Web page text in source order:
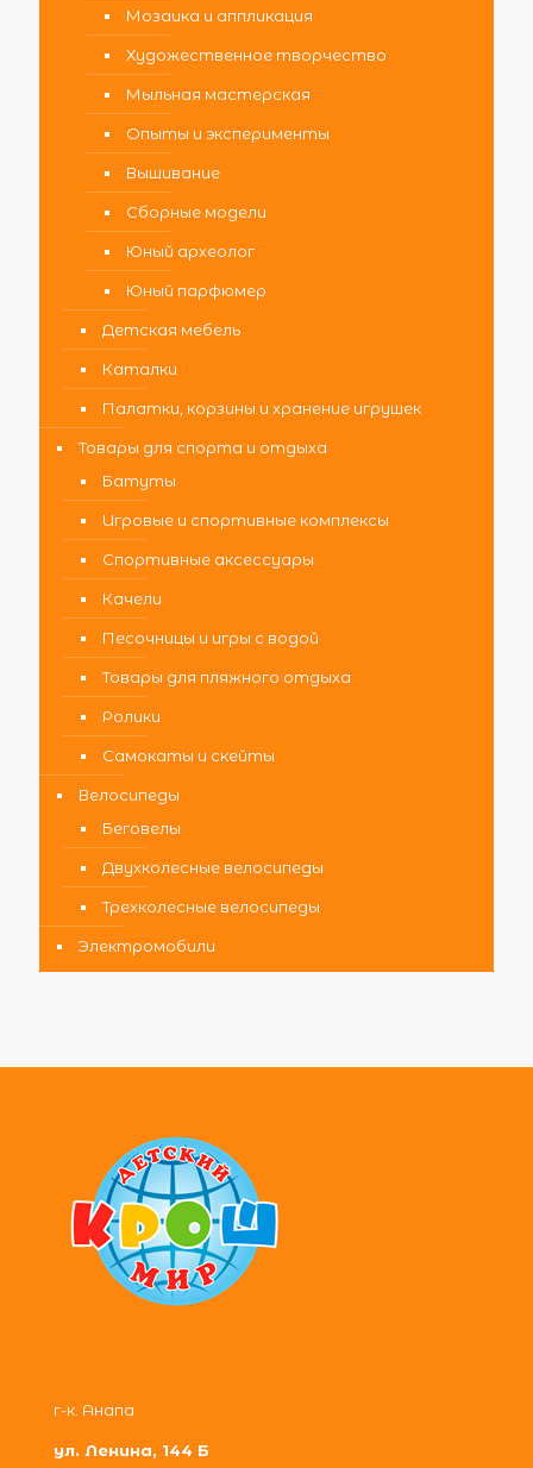
Мозаика и аппликация
Художественное творчество
Мыльная мастерская
Опыты и эксперименты
Вышивание
Сборные модели
Юный археолог
Юный парфюмер
Детская мебель
Каталки
Палатки, корзины и хранение игрушек
Товары для спорта и отдыха
Батуты
Игровые и спортивные комплексы
Спортивные аксессуары
Качели
Песочницы и игры с водой
Товары для пляжного отдыха
Ролики
Самокаты и скейты
Велосипеды
Беговелы
Двухколесные велосипеды
Трехколесные велосипеды
Электромобили
г-к. Анапа
ул. Ленина, 144 Б